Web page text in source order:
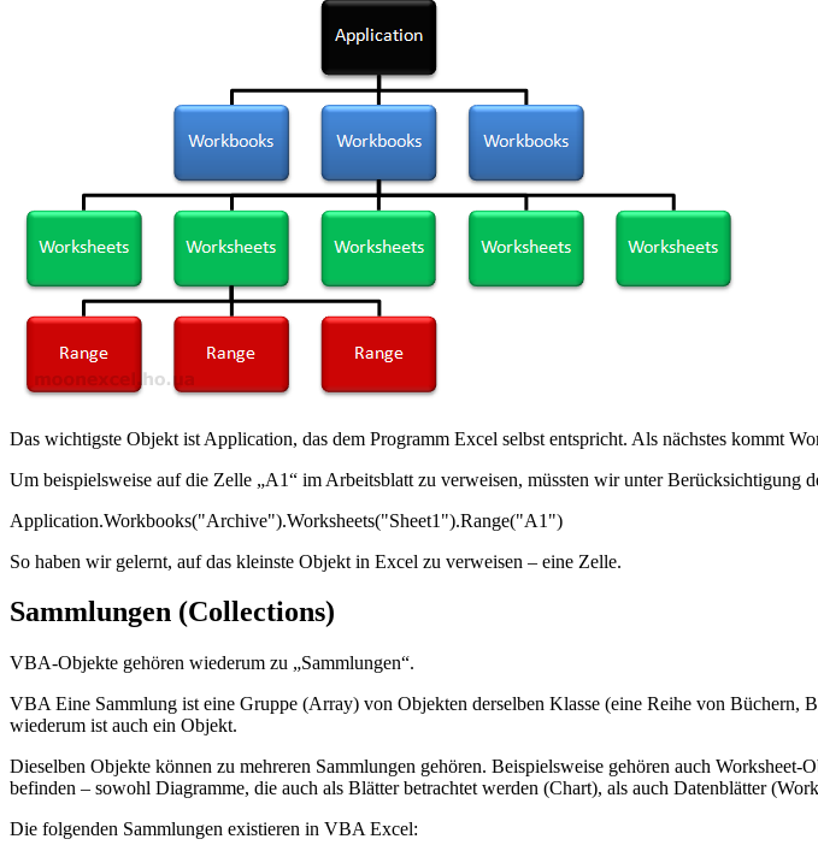
Das wichtigste Objekt ist Application, das dem Programm Excel selbst entspricht. Als nächstes kommt
Um beispielsweise auf die Zelle „A1“ im Arbeitsblatt zu verweisen, müssten wir unter Berücksichtigung
Application.Workbooks("Archive").Worksheets("Sheet1").Range("A1")
So haben wir gelernt, auf das kleinste Objekt in Excel zu verweisen – eine Zelle.
Sammlungen (Collections)
VBA-Objekte gehören wiederum zu „Sammlungen“.
VBA Eine Sammlung ist eine Gruppe (Array) von Objekten derselben Klasse (eine Reihe von Büchern,
wiederum ist auch ein Objekt.
Dieselben Objekte können zu mehreren Sammlungen gehören. Beispielsweise gehören auch
befinden – sowohl Diagramme, die auch als Blätter betrachtet werden (Chart), als auch Datenblätter
Die folgenden Sammlungen existieren in VBA Excel: